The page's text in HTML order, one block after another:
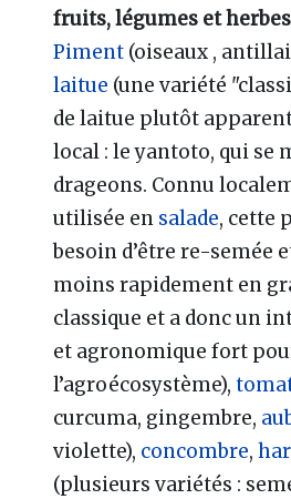
fruits, légumes et
Piment (oiseaux ,
laitue (une variété
de laitue plutôt
local : le yantoto, qui se
drageons. Connu
utilisée en salade, cette
besoin d’être re-semée
moins rapidement en
classique et a donc un
et agronomique fort
l’agroécosystème),
curcuma, gingembre,
violette), concombre,
(plusieurs variétés :